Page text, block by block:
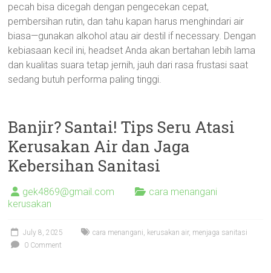
pecah bisa dicegah dengan pengecekan cepat,
pembersihan rutin, dan tahu kapan harus menghindari air
biasa—gunakan alkohol atau air destil if necessary. Dengan
kebiasaan kecil ini, headset Anda akan bertahan lebih lama
dan kualitas suara tetap jernih, jauh dari rasa frustasi saat
sedang butuh performa paling tinggi.
Banjir? Santai! Tips Seru Atasi
Kerusakan Air dan Jaga
Kebersihan Sanitasi
gek4869@gmail.com
cara menangani
kerusakan
July 8, 2025 cara menangani, kerusakan air, menjaga sanitasi
0 Comment